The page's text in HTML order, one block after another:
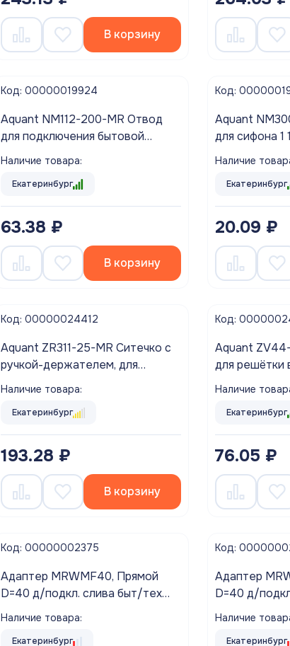
В корзину
Код: 00000019924
Aquant NM112-200-MR Отвод
для подключения бытовой
техники 1 1/2"*1 1/2" (аналог АНИ
Наличие товара:
Екатеринбург
63.38 ₽
В корзину
Код:
Aquant
для сифона 1
M300)
Наличие
Екатеринбург
20.09 ₽
Код: 00000024412
Aquant ZR311-25-MR Ситечко с
ручкой-держателем, для
кухонных моек, сталь, d 112 мм
Наличие товара:
Екатеринбург
193.28 ₽
В корзину
Код:
Aquant
для решётки
1/2
Наличие
Екатеринбург
76.05 ₽
Код: 00000002375
Адаптер MRWMF40, Прямой
D=40 д/подкл. слива быт/тех
McAlpine
Наличие товара:
Екатеринбург
Код:
Адаптер
D=40 д/
McAlpine
Наличие
Екатеринбург